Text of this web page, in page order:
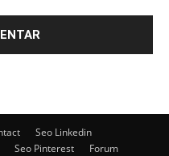
Seo Linkedin
Seo Pinterest
Forum